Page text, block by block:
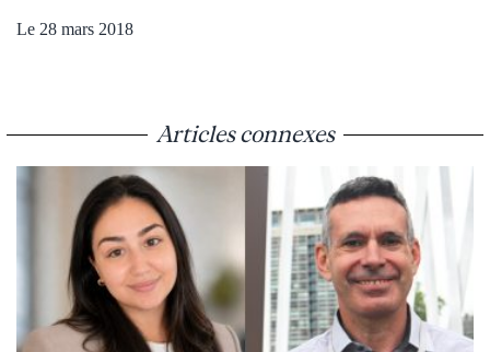
Le 28 mars 2018
Articles connexes